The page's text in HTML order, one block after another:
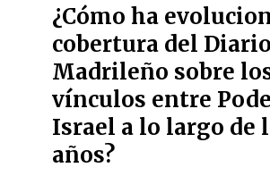
¿Cómo ha
cobertura del Diario
Madrileño sobre
vínculos entre
Israel a lo largo de
años?